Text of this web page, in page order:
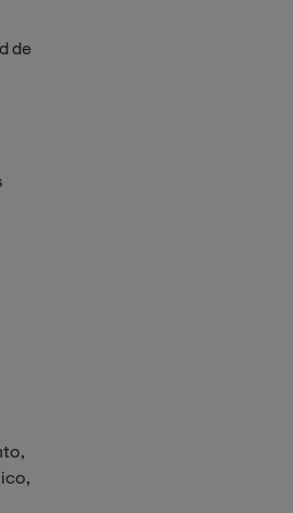
de